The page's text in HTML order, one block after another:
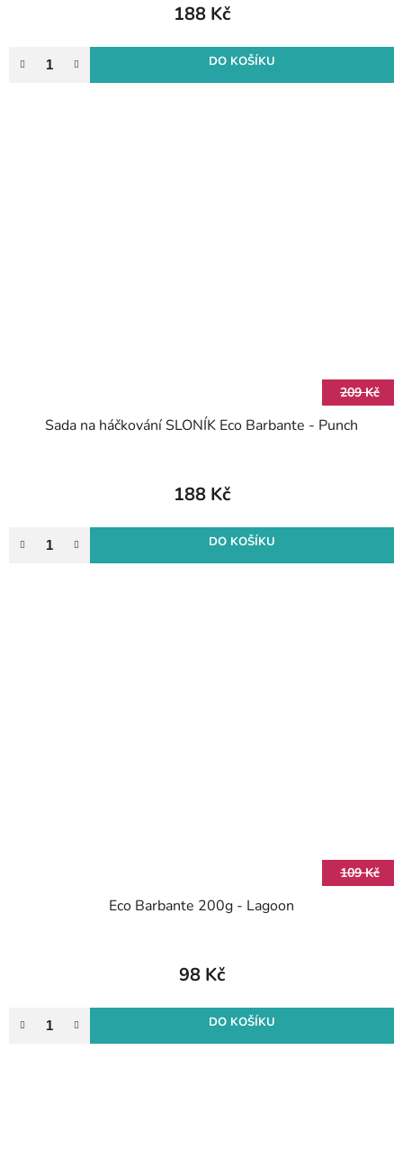
188 Kč
DO KOŠÍKU
209 Kč
Sada na háčkování SLONÍK Eco Barbante - Punch
188 Kč
DO KOŠÍKU
109 Kč
Eco Barbante 200g - Lagoon
98 Kč
DO KOŠÍKU